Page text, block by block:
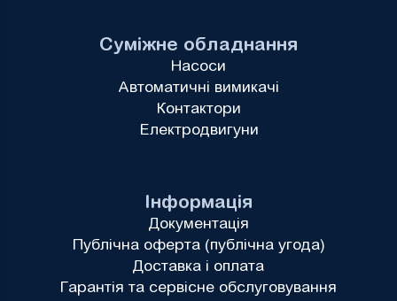
Інформація
Документація
Публічна оферта (публічна угода)
Доставка і оплата
Гарантія та сервісне обслуговування
Суміжне обладнання
Насоси
Автоматичні вимикачі
Контактори
Електродвигуни